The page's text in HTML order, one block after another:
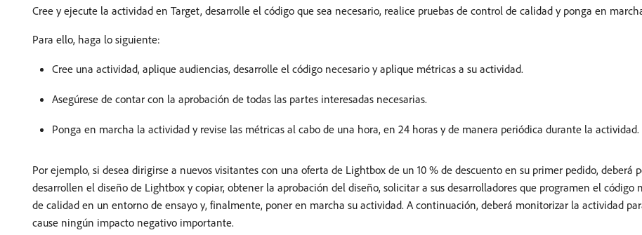
Cree y ejecute la actividad en Target, desarrolle el código que sea necesario, realice pruebas de control de calidad y ponga en
Para ello, haga lo siguiente:
Cree una actividad, aplique audiencias, desarrolle el código necesario y aplique métricas a su actividad.
Asegúrese de contar con la aprobación de todas las partes interesadas necesarias.
Ponga en marcha la actividad y revise las métricas al cabo de una hora, en 24 horas y de manera periódica durante la actividad.
Por ejemplo, si desea dirigirse a nuevos visitantes con una oferta de Lightbox de un 10 % de descuento en su primer pedido, deberá
desarrollen el diseño de Lightbox y copiar, obtener la aprobación del diseño, solicitar a sus desarrolladores que programen el código
de calidad en un entorno de ensayo y, finalmente, poner en marcha su actividad. A continuación, deberá monitorizar la actividad
cause ningún impacto negativo importante.